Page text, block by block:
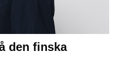
den finska